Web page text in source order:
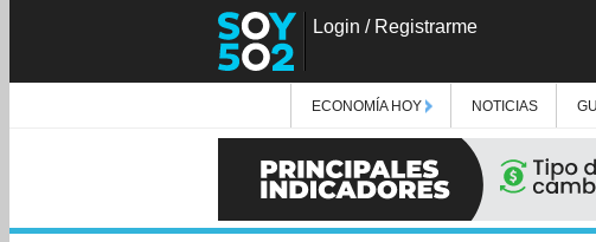
Login / Registrarme
ECONOMÍA HOY NOTICIAS